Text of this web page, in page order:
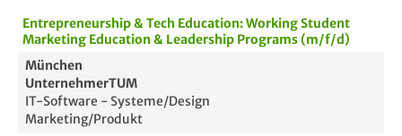
Entrepreneurship & Tech Education: Working Student
Marketing Education & Leadership Programs (m/f/d)
München
UnternehmerTUM
IT-Software - Systeme/Design
Marketing/Produkt